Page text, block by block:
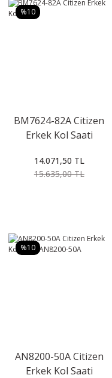
%10
BM7624-82A Citizen
Erkek Kol Saati
14.071,50 TL
15.635,00 TL
%10
AN8200-50A Citizen
Erkek Kol Saati